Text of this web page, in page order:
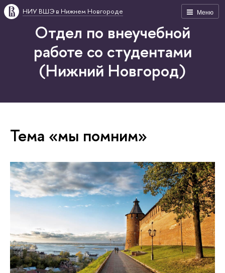
Меню
НИУ ВШЭ в Нижнем Новгороде
Отдел по внеучебной
работе со студентами
(Нижний Новгород)
Тема «мы помним»